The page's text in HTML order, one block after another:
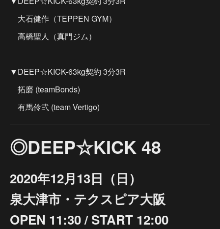
大石健作（TEPPEN GYM）
高橋聖人（真門ジム）
▼DEEP☆KICK-63kg契約 3分3R
拓磨 (teamBonds)
有馬伶弐 (team Vertigo)
◎DEEP☆KICK 48
2020年12月13日（日）
泉大津市・テクスピア大阪
OPEN 11:30 / START 12:00